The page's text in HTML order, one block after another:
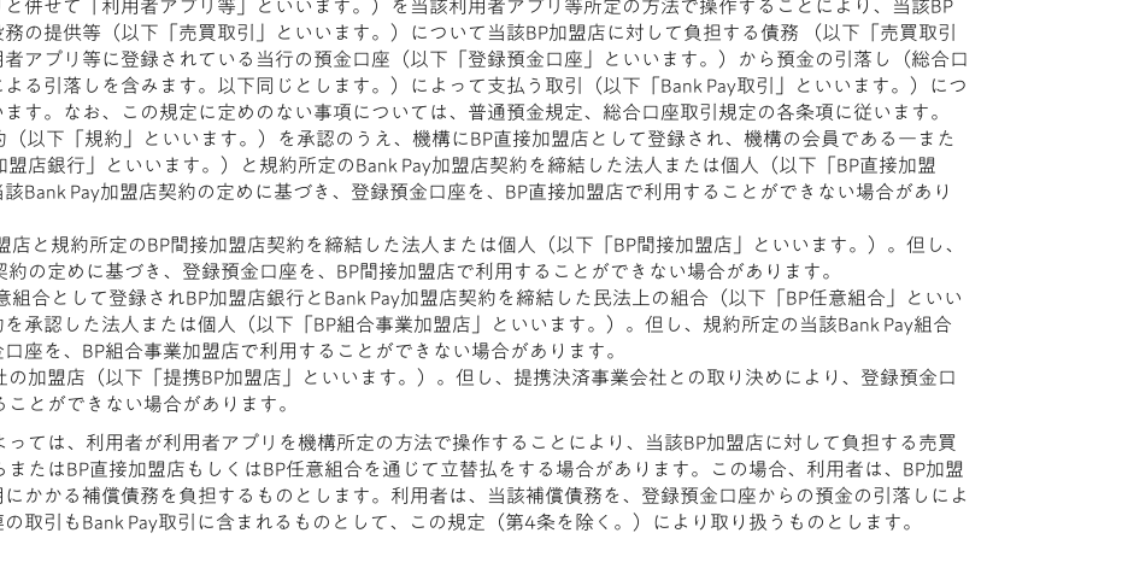
併せて「利用者アプリ等」といいます。）を当該利用者アプリ等所定の方法で操作することにより、当該BP
の提供等（以下「売買取引」といいます。）について当該BP加盟店に対して負担する債務 （以下「売買取引
アプリ等に登録されている当行の預金口座（以下「登録預金口座」といいます。）から預金の引落し（総合口
る引落しを含みます。以下同じとします。）によって支払う取引（以下「Bank Pay取引」といいます。）につ
す。なお、この規定に定めのない事項については、普通預金規定、総合口座取引規定の各条項に従います。
以下「規約」といいます。）を承認のうえ、機構にBP直接加盟店として登録され、機構の会員である一また
盟店銀行」といいます。）と規約所定のBank Pay加盟店契約を締結した法人または個人（以下「BP直接加盟
Bank Pay加盟店契約の定めに基づき、登録預金口座を、BP直接加盟店で利用することができない場合があり
と規約所定のBP間接加盟店契約を締結した法人または個人（以下「BP間接加盟店」といいます。）。但し、
の定めに基づき、登録預金口座を、BP間接加盟店で利用することができない場合があります。
合として登録されBP加盟店銀行とBank Pay加盟店契約を締結した民法上の組合（以下「BP任意組合」といい
承認した法人または個人（以下「BP組合事業加盟店」といいます。）。但し、規約所定の当該Bank Pay組合
座を、BP組合事業加盟店で利用することができない場合があります。
加盟店（以下「提携BP加盟店」といいます。）。但し、提携決済事業会社との取り決めにより、登録預金口
とができない場合があります。
っては、利用者が利用者アプリを機構所定の方法で操作することにより、当該BP加盟店に対して負担する売買
たはBP直接加盟店もしくはBP任意組合を通じて立替払をする場合があります。この場合、利用者は、BP加盟
かかる補償債務を負担するものとします。利用者は、当該補償債務を、登録預金口座からの預金の引落しによ
取引もBank Pay取引に含まれるものとして、この規定（第4条を除く。）により取り扱うものとします。